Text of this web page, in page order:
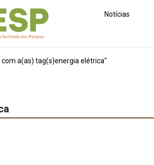
Notícias
com a(as) tag(s)energia elétrica"